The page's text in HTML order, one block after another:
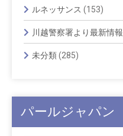
ルネッサンス (153)
川越警察署より最新情報
未分類(285)
パールジャパン